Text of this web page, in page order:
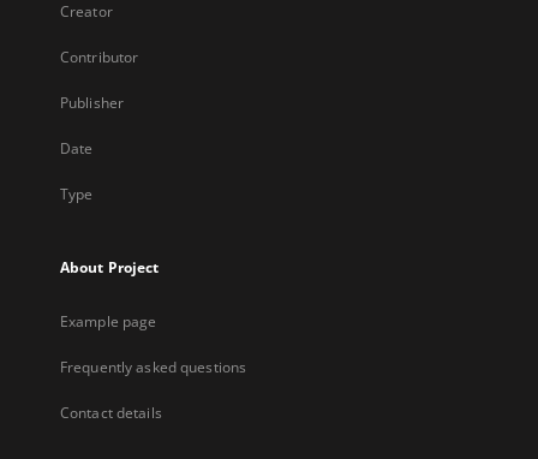
Creator
Contributor
Publisher
Date
Type
About Project
Example page
Frequently asked questions
Contact details